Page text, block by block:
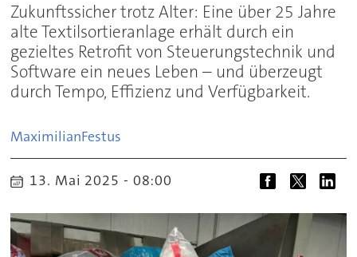
Zukunftssicher trotz Alter: Eine über 25 Jahre
alte Textilsortieranlage erhält durch ein
gezieltes Retrofit von Steuerungstechnik und
Software ein neues Leben – und überzeugt
durch Tempo, Effizienz und Verfügbarkeit.
MaximilianFestus
13. Mai 2025 - 08:00